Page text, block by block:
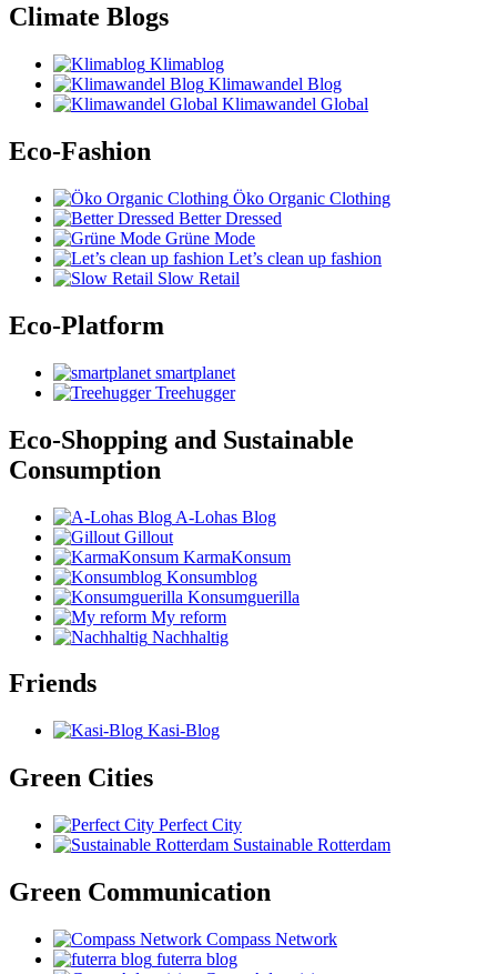
Climate Blogs
Klimablog
Klimawandel Blog
Klimawandel Global
Eco-Fashion
Öko Organic Clothing
Better Dressed
Grüne Mode
Let’s clean up fashion
Slow Retail
Eco-Platform
smartplanet
Treehugger
Eco-Shopping and Sustainable
Consumption
A-Lohas Blog
Gillout
KarmaKonsum
Konsumblog
Konsumguerilla
My reform
Nachhaltig
Friends
Kasi-Blog
Green Cities
Perfect City
Sustainable Rotterdam
Green Communication
Compass Network
futerra blog